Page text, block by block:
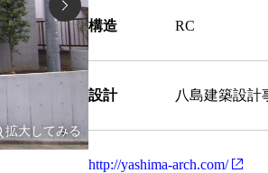
拡大してみる
構造 RC
設計 八島建築設計
http://yashima-arch.com/